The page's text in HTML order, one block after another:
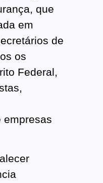
que
em
de
os
Federal,
empresas